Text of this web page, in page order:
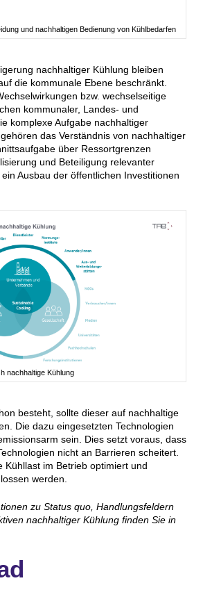
und nachhaltigen Bedienung von Kühlbedarfen
nachhaltiger Kühlung bleiben
die kommunale Ebene beschränkt.
bzw. wechselseitige
kommunaler, Landes- und
komplexe Aufgabe nachhaltiger
das Verständnis von nachhaltiger
über Ressortgrenzen
und Beteiligung relevanter
Ausbau der öffentlichen Investitionen
nachhaltige Kühlung
besteht, sollte dieser auf nachhaltige
Die dazu eingesetzten Technologien
sein. Dies setzt voraus, dass
nicht an Barrieren scheitert.
Kühllast im Betrieb optimiert und
werden.
zu Status quo, Handlungsfeldern
nachhaltiger Kühlung finden Sie in